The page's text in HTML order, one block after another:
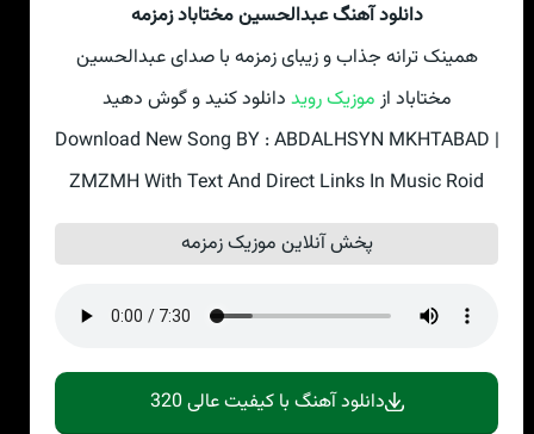
دانلود آهنگ عبدالحسین مختاباد زمزمه
همینک ترانه جذاب و زیبای زمزمه با صدای عبدالحسین
مختاباد از موزیک روید دانلود کنید و گوش دهید
Download New Song BY : ABDALHSYN MKHTABAD |
ZMZMH With Text And Direct Links In Music Roid
پخش آنلاین موزیک زمزمه
دانلود آهنگ با کیفیت عالی 320